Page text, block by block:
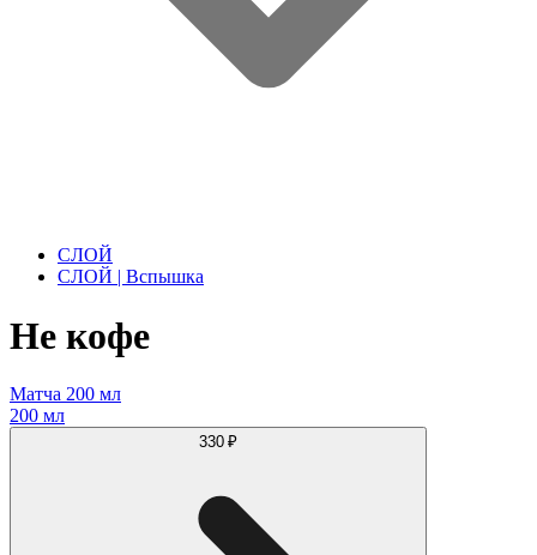
СЛОЙ
СЛОЙ | Вспышка
Не кофе
Матча 200 мл
200 мл
330 ₽